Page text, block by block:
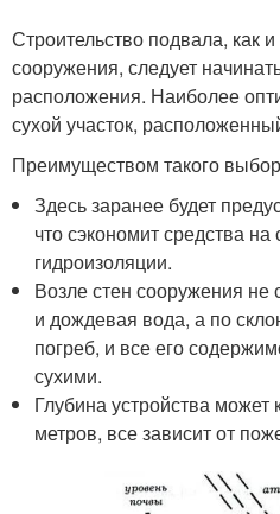
Строительство подвала, как
сооружения, следует
расположения. Наиболее
сухой участок,
Преимуществом такого
Здесь заранее будет
что сэкономит средства
гидроизоляции.
Возле стен сооружения не
и дождевая вода, а по
погреб, и все его
сухими.
Глубина устройства может
метров, все зависит от